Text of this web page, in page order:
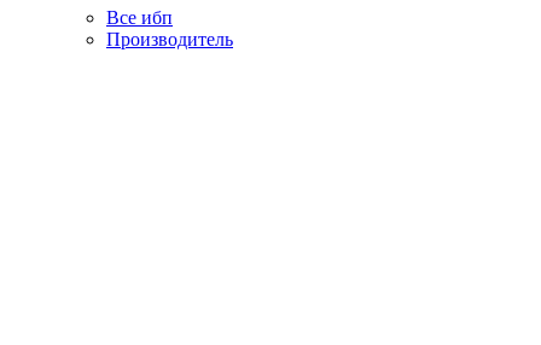
Все ибп
Производитель